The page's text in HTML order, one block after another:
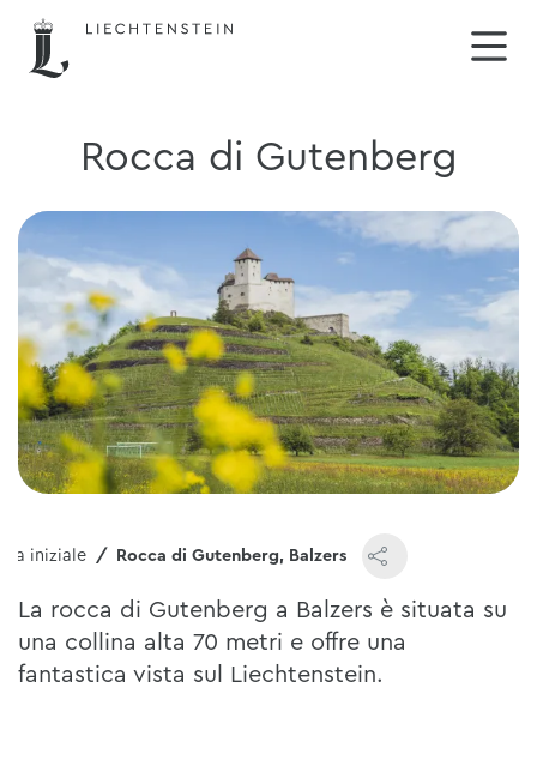
Rocca di Gutenberg
iniziale Rocca di Gutenberg, Balzers
La rocca di Gutenberg a Balzers è situata su
una collina alta 70 metri e offre una
fantastica vista sul Liechtenstein.